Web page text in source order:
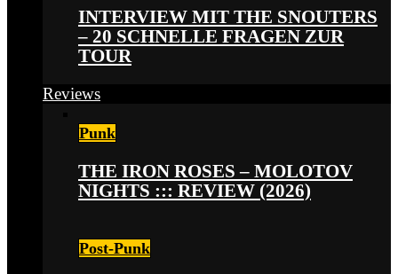
INTERVIEW MIT THE SNOUTERS
– 20 SCHNELLE FRAGEN ZUR
TOUR
Reviews
Punk
THE IRON ROSES – MOLOTOV
NIGHTS ::: REVIEW (2026)
Post-Punk